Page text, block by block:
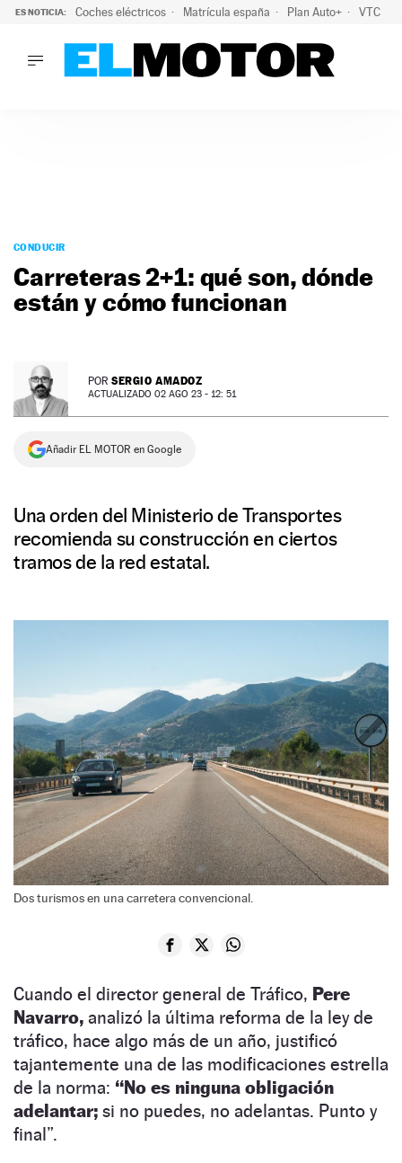
ES NOTICIA: Coches eléctricos Matrícula españa Plan Auto+ VTC
PODCAST
MOTOS
TECNOLOGÍA
PREMIOS
SERVICIOS
CONDUCIR
Carreteras 2+1: qué son, dónde
están y cómo funcionan
POR SERGIO AMADOZ
ACTUALIZADO 02 AGO 23 - 12: 51
Añadir EL MOTOR en Google
Una orden del Ministerio de Transportes
recomienda su construcción en ciertos
tramos de la red estatal.
Dos turismos en una carretera convencional.
Cuando el director general de Tráfico, Pere
Navarro, analizó la última reforma de la ley de
tráfico, hace algo más de un año, justificó
tajantemente una de las modificaciones estrella
de la norma: “No es ninguna obligación
adelantar; si no puedes, no adelantas. Punto y
final”.